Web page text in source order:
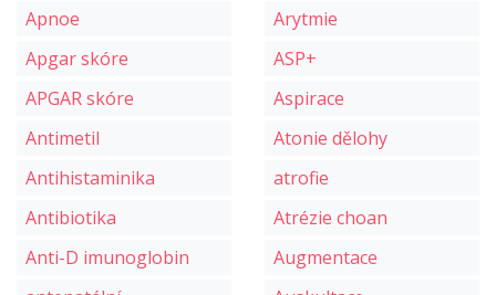
Apnoe
Apgar skóre
APGAR skóre
Antimetil
Antihistaminika
Antibiotika
Anti-D imunoglobin
Arytmie
ASP+
Aspirace
Atonie dělohy
atrofie
Atrézie choan
Augmentace